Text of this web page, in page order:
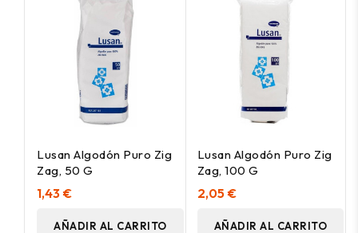
Lusan Algodón Puro Zig
Zag, 50 G
1,43 €
AÑADIR AL CARRITO
Lusan Algodón Puro Zig
Zag, 100 G
2,05 €
AÑADIR AL CARRITO